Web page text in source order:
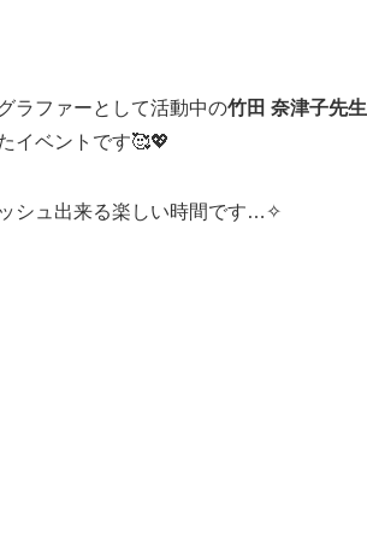
ラファーとして活動中の竹田 奈津子先生
イベントです🥰💖
シュ出来る楽しい時間です…✧